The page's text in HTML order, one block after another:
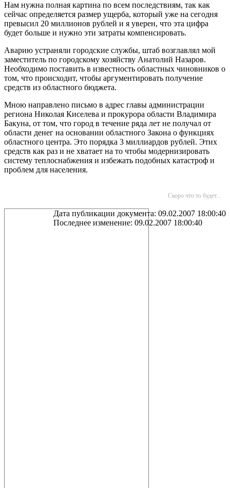
Нам нужна полная картина по всем последствиям, так как
сейчас определяется размер ущерба, который уже на сегодня
превысил 20 миллионов рублей и я уверен, что эта цифра
будет больше и нужно эти затраты компенсировать.
Аварию устраняли городские службы, штаб возглавлял мой
заместитель по городскому хозяйству Анатолий Назаров.
Необходимо поставить в известность областных чиновников о
том, что происходит, чтобы аргументировать получение
средств из областного бюджета.
Мною направлено письмо в адрес главы администрации
региона Николая Киселева и прокурора области Владимира
Бакуна, от том, что город в течение ряда лет не получал от
области денег на основании областного Закона о функциях
областного центра. Это порядка 3 миллиардов рублей. Этих
средств как раз и не хватает на то чтобы модернизировать
систему теплоснабжения и избежать подобных катастроф и
проблем для населения.
Скоро что то будет...
Дата публикации документа: 09.02.2007 18:00:40
Последнее изменение: 09.02.2007 18:00:40